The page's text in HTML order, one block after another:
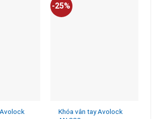
-25%
Khóa vân tay Avolock